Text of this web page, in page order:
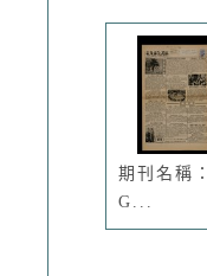
期刊名稱
G...